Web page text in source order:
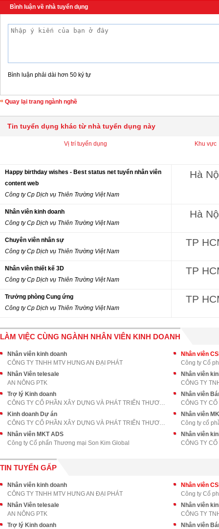
Bình luận về nhà tuyển dụng
Bình luận phải dài hơn 50 ký tự
Quay lại trang ngành nghề
Tin tuyển dụng khác từ nhà tuyển dụng này
Vị trí tuyển dụng Khu vực
Happy birthday wishes - Best status net tuyển nhân viên
content web
Công ty Cp Dịch vụ Thiên Trường Việt Nam
Hà
Nhân viên kinh doanh
Công ty Cp Dịch vụ Thiên Trường Việt Nam
Hà
Chuyên viên nhân sự
Công ty Cp Dịch vụ Thiên Trường Việt Nam
TP
Nhân viên thiết kế 3D
Công ty Cp Dịch vụ Thiên Trường Việt Nam
TP
Trưởng phòng Cung ứng
Công ty Cp Dịch vụ Thiên Trường Việt Nam
TP
LÀM VIỆC CÙNG NGÀNH NHÂN VIÊN KINH DOANH
Nhân viên kinh doanh
CÔNG TY TNHH MTV HƯNG AN ĐẠI PHÁT
Nhân viên
Công ty Cổ
Nhân Viên telesale
AN NÔNG PTK
CÔNG TY
Trợ lý Kinh doanh
CÔNG TY CỔ PHẦN XÂY DỰNG VÀ PHÁT TRIỂN THƯƠNG MẠI
Nhân viên
Kinh doanh Dự án
CÔNG TY CỔ PHẦN XÂY DỰNG VÀ PHÁT TRIỂN THƯƠNG MẠI
Nhân viên
Công ty cổ
Nhân viên MKT ADS
Công ty Cổ phẩn Thương mại Son Kim Global
Nhân viên
CÔNG TY
TIN TUYỂN GẤP
Nhân viên kinh doanh
CÔNG TY TNHH MTV HƯNG AN ĐẠI PHÁT
Nhân viên
Công ty Cổ
Nhân Viên telesale
AN NÔNG PTK
CÔNG TY
Trợ lý Kinh doanh
Nhân viên